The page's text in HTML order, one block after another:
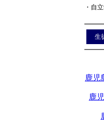
・自
生
鹿
鹿